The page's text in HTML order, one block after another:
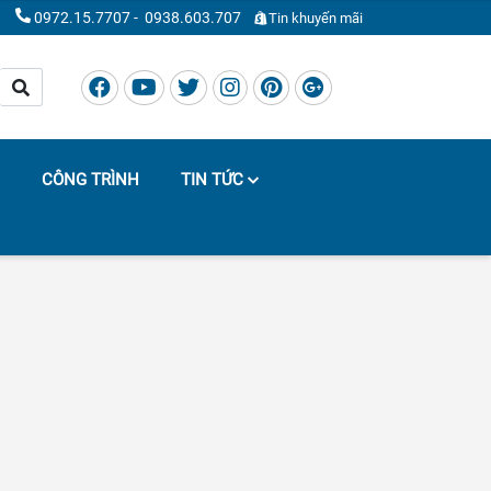
0972.15.7707- 0938.603.707 Tin khuyến mãi
CÔNG TRÌNH TIN TỨC